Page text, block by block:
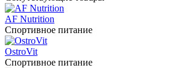
AF Nutrition
Спортивное питание
OstroVit
Спортивное питание